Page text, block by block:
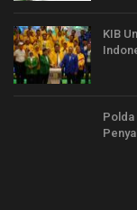
KIB
Polda